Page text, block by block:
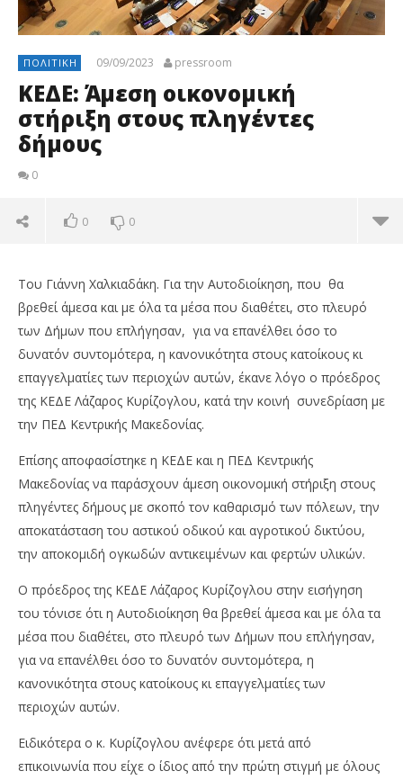
ΠΟΛΙΤΙΚΉ 09/09/2023 pressroom
ΚΕΔΕ: Άμεση οικονομική
στήριξη στους πληγέντες
δήμους
0
0 0
NOW VIEWING
ΚΕΔΕ: Άμεση οικονομική στήριξη στους πληγέντες
pressroom
Του Γιάννη Χαλκιαδάκη. Για την Αυτοδιοίκηση, που θα
βρεθεί άμεσα και με όλα τα μέσα που διαθέτει, στο πλευρό
των Δήμων που επλήγησαν, για να επανέλθει όσο το
δυνατόν συντομότερα, η κανονικότητα στους κατοίκους κι
επαγγελματίες των περιοχών αυτών, έκανε λόγο ο πρόεδρος
της ΚΕΔΕ Λάζαρος Κυρίζογλου, κατά την κοινή συνεδρίαση με
την ΠΕΔ Κεντρικής Μακεδονίας.
Επίσης αποφασίστηκε η ΚΕΔΕ και η ΠΕΔ Κεντρικής
Μακεδονίας να παράσχουν άμεση οικονομική στήριξη στους
πληγέντες δήμους με σκοπό τον καθαρισμό των πόλεων, την
αποκατάσταση του αστικού οδικού και αγροτικού δικτύου,
την αποκομιδή ογκωδών αντικειμένων και φερτών υλικών.
Ο πρόεδρος της ΚΕΔΕ Λάζαρος Κυρίζογλου στην εισήγηση
του τόνισε ότι η Αυτοδιοίκηση θα βρεθεί άμεσα και με όλα τα
μέσα που διαθέτει, στο πλευρό των Δήμων που επλήγησαν,
για να επανέλθει όσο το δυνατόν συντομότερα, η
κανονικότητα στους κατοίκους κι επαγγελματίες των
περιοχών αυτών.
Ειδικότερα ο κ. Κυρίζογλου ανέφερε ότι μετά από
επικοινωνία που είχε ο ίδιος από την πρώτη στιγμή με όλους